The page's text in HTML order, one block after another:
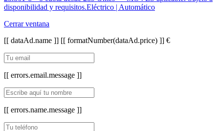
disponibilidad y requisitos.Eléctrico | Automático
Cerrar ventana
[[ dataAd.name ]] [[ formatNumber(dataAd.price) ]] €
[[ errors.email.message ]]
[[ errors.name.message ]]